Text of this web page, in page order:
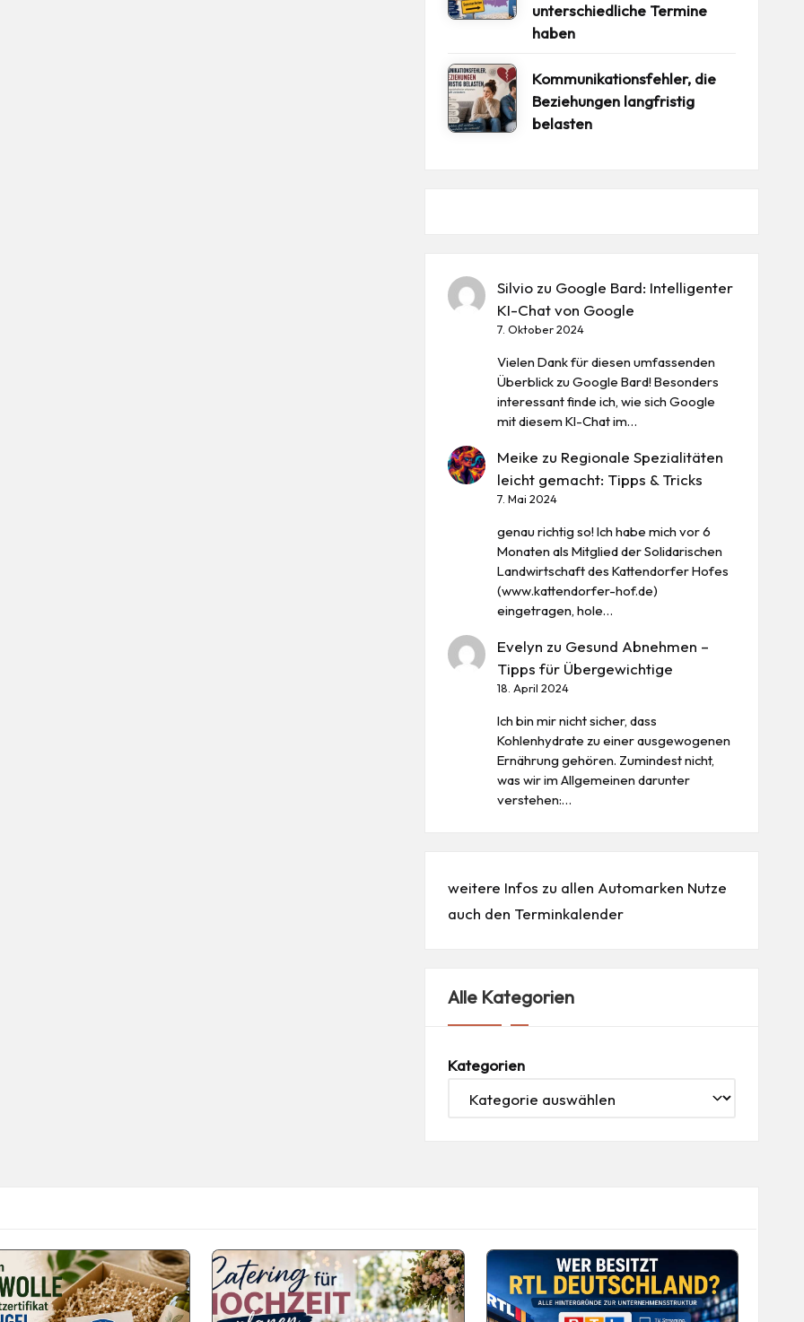
unterschiedliche Termine
haben
Kommunikationsfehler, die
Beziehungen langfristig
belasten
Silvio zu Google Bard: Intelligenter
KI-Chat von Google
7. Oktober 2024
Vielen Dank für diesen umfassenden
Überblick zu Google Bard! Besonders
interessant finde ich, wie sich Google
mit diesem KI-Chat im…
Meike zu Regionale Spezialitäten
leicht gemacht: Tipps & Tricks
7. Mai 2024
genau richtig so! Ich habe mich vor 6
Monaten als Mitglied der Solidarischen
Landwirtschaft des Kattendorfer Hofes
(www.kattendorfer-hof.de)
eingetragen, hole…
Evelyn zu Gesund Abnehmen –
Tipps für Übergewichtige
18. April 2024
Ich bin mir nicht sicher, dass
Kohlenhydrate zu einer ausgewogenen
Ernährung gehören. Zumindest nicht,
was wir im Allgemeinen darunter
verstehen:…
weitere Infos zu allen Automarken Nutze
auch den Terminkalender
Alle Kategorien
Kategorien